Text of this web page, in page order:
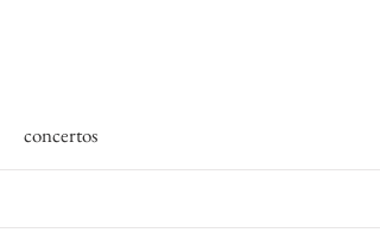
More
concertos